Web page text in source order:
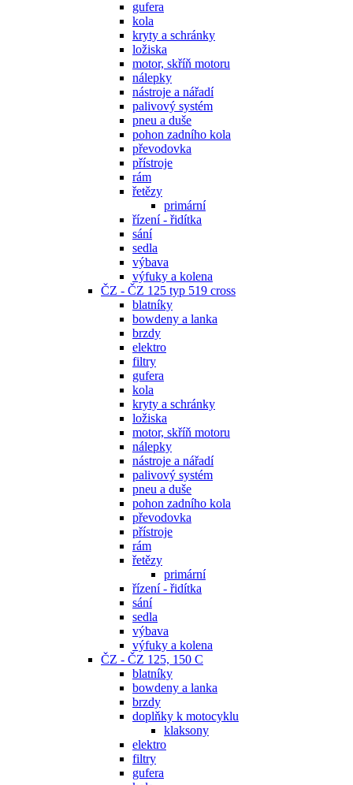
gufera
kola
kryty a schránky
ložiska
motor, skříň motoru
nálepky
nástroje a nářadí
palivový systém
pneu a duše
pohon zadního kola
převodovka
přístroje
rám
řetězy
primární
řízení - řidítka
sání
sedla
výbava
výfuky a kolena
ČZ - ČZ 125 typ 519 cross
blatníky
bowdeny a lanka
brzdy
elektro
filtry
gufera
kola
kryty a schránky
ložiska
motor, skříň motoru
nálepky
nástroje a nářadí
palivový systém
pneu a duše
pohon zadního kola
převodovka
přístroje
rám
řetězy
primární
řízení - řidítka
sání
sedla
výbava
výfuky a kolena
ČZ - ČZ 125, 150 C
blatníky
bowdeny a lanka
brzdy
doplňky k motocyklu
klaksony
elektro
filtry
gufera